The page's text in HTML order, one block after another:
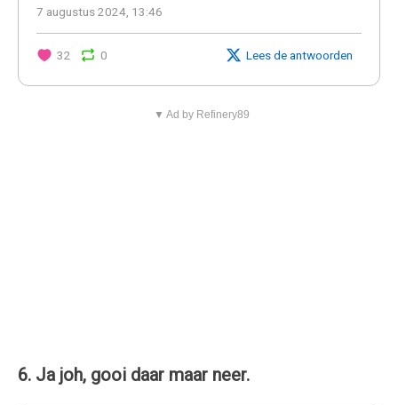
7 augustus 2024, 13:46
32 0 Lees de antwoorden
▼ Ad by Refinery89
6. Ja joh, gooi daar maar neer.